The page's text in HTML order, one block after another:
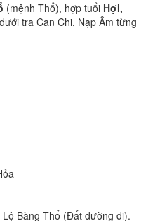
(mệnh Thổ), hợp tuổi Hợi,
tra Can Chi, Nạp Âm từng
Lộ Bàng Thổ (Đất đường đi).